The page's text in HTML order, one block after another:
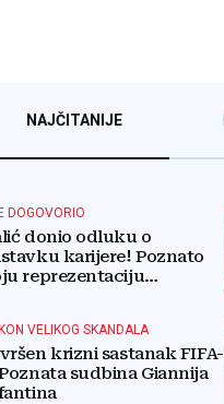
NAJČITANIJE
DOGOVORIO
donio odluku o
karijere! Poznato
reprezentaciju
VELIKOG SKANDALA
krizni sastanak FIFA-
sudbina Giannija